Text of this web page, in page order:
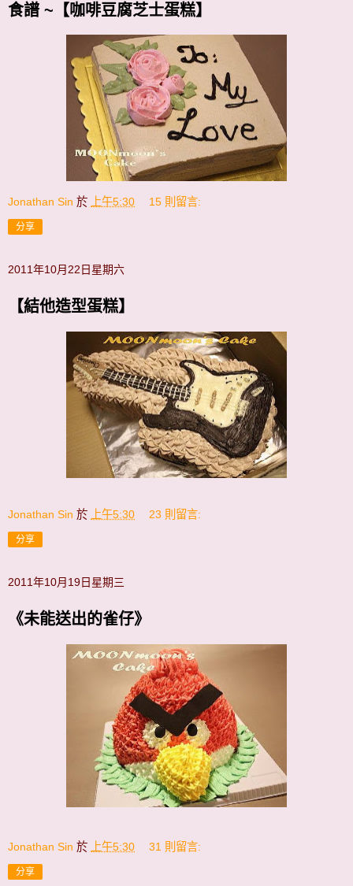
食譜 ~【咖啡豆腐芝士蛋糕】
Jonathan Sin 於 上午5:30 15 則留言:
分享
2011年10月22日星期六
【結他造型蛋糕】
Jonathan Sin 於 上午5:30 23 則留言:
分享
2011年10月19日星期三
《未能送出的雀仔》
Jonathan Sin 於 上午5:30 31 則留言:
分享